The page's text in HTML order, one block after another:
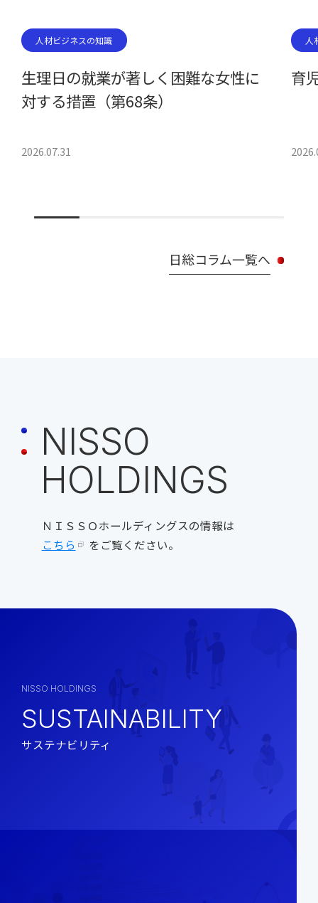
人材ビジネスの知識
生理日の就業が著しく困難な女性に
対する措置（第68条）
2026.07.31
人
育
日総コラム一覧へ
NISSO
HOLDINGS
ＮＩＳＳＯホールディングスの情報は
こちら
をご覧ください。
NISSO HOLDINGS
SUSTAINABILITY
サステナビリティ